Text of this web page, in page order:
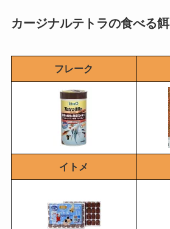
カージナルテトラの食べる餌
フレーク
イトメ